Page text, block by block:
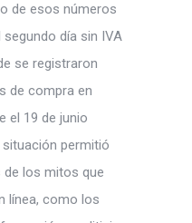
de esos números
día sin IVA
se registraron
de compra en
el 19 de junio
situación permitió
de los mitos que
línea, como los